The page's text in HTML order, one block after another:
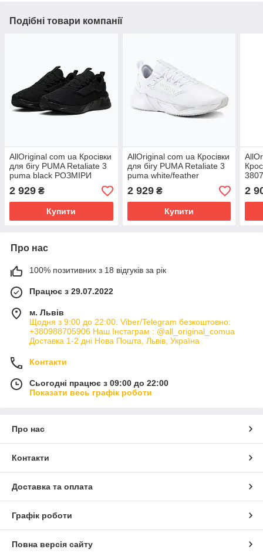
Подібні товари компанії
AllOriginal com ua Кросівки
для бігу PUMA Retaliate 3
puma black РОЗМІРИ
ЗАПИТУЙТЕ
2 929 ₴
Купити
AllOriginal com ua Кросівки
для бігу PUMA Retaliate 3
puma white/feather
gray/puma black РОЗМІРИ
ЗАПИТУЙТЕ
2 929₴
Купити
2
Про нас
100% позитивних з 18 відгуків за рік
Працює з 29.07.2022
м. Львів
Щодня з 9:00 до 22:00. Viber/Telegram безкоштовно:
+380988705906 Наш Інстаграм : @all_original_comua
Доставка 1-2 дні Нова Пошта, Львів, Україна
Контакти
Сьогодні працює з 09:00 до 22:00
Показати весь графік роботи
Про нас
Контакти
Доставка та оплата
Графік роботи
Повна версія сайту